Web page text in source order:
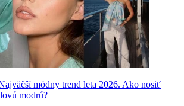
módny trend leta 2026. Ako nosiť
modrú?